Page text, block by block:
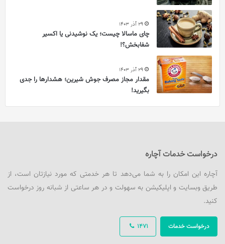
29 آذر 1403
چای ماسالا چیست؛ یک نوشیدنی یا اکسیر
شفابخش؟!
29 آذر 1403
مقدار مجاز مصرف جوش شیرین؛ هشدارها را جدی
بگیرید!
درخواست خدمات آچاره
آچاره این امکان را به شما می‌دهد تا هر خدمتی که مورد نیازتان است، از
طریق وبسایت و اپلیکیشن به سهولت و در هر ساعتی از شبانه روز درخواست
کنید.
1471 درخواست خدمات